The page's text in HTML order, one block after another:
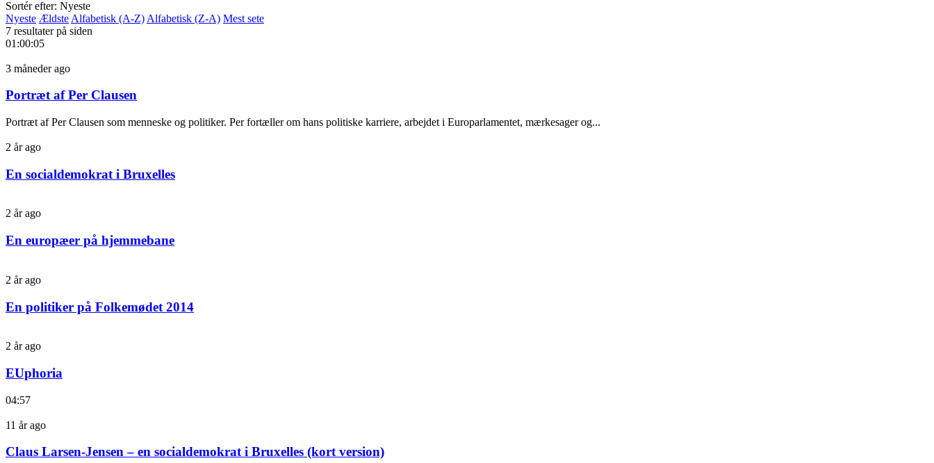
Sortér efter: Nyeste
Nyeste Ældste Alfabetisk (A-Z) Alfabetisk (Z-A) Mest sete
7 resultater på siden
01:00:05
3 måneder ago
Portræt af Per Clausen
Portræt af Per Clausen som menneske og politiker. Per fortæller om hans politiske karriere, arbejdet i Europarlamentet, mærkesager og...
2 år ago
En socialdemokrat i Bruxelles
2 år ago
En europæer på hjemmebane
2 år ago
En politiker på Folkemødet 2014
2 år ago
EUphoria
04:57
11 år ago
Claus Larsen-Jensen – en socialdemokrat i Bruxelles (kort version)